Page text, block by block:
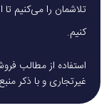
تلاشمان را می‌کنیم
کنیم.
غیرتجاری و با ذکر